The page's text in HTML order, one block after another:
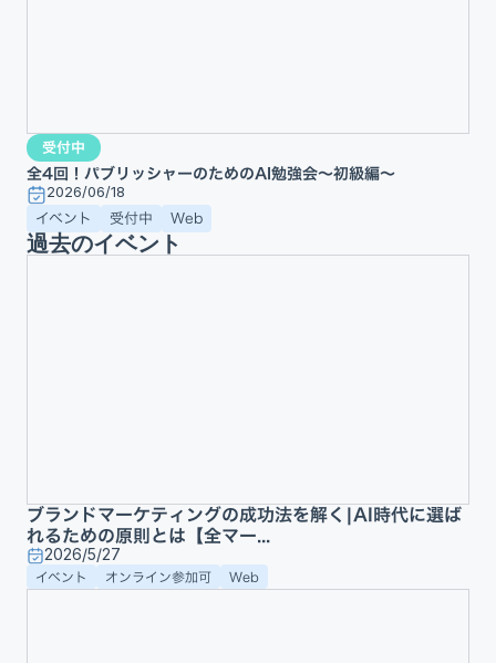
受付中
全4回！パブリッシャーのためのAI勉強会〜初級編〜
2026/06/18
イベント 受付中 Web
過去のイベント
ブランドマーケティングの成功法を解く|AI時代に選ば
れるための原則とは【全マー...
2026/5/27
イベント オンライン参加可 Web